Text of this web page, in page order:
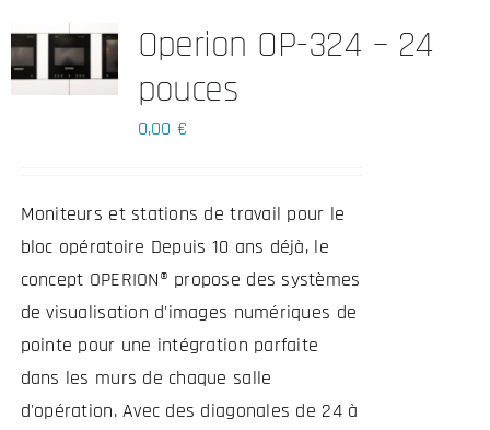
Operion OP-324 – 24
pouces
0,00 €
Moniteurs et stations de travail pour le
bloc opératoire Depuis 10 ans déjà, le
concept OPERION® propose des systèmes
de visualisation d'images numériques de
pointe pour une intégration parfaite
dans les murs de chaque salle
d'opération. Avec des diagonales de 24 à